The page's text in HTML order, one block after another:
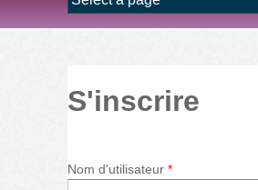
S'inscrire
Nom d'utilisateur *